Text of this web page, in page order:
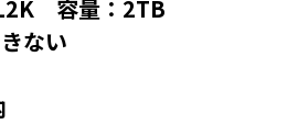
容量：2TB
ない